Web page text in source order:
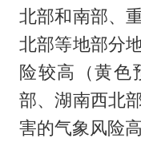
北部和南部、
北部等地部分
险较高（黄色
部、湖南西北
害的气象风险